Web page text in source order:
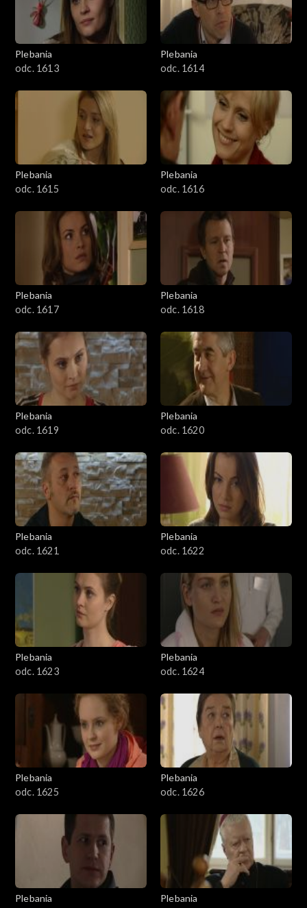
Plebania
odc. 1613
Plebania
odc. 1614
Plebania
odc. 1615
Plebania
odc. 1616
Plebania
odc. 1617
Plebania
odc. 1618
Plebania
odc. 1619
Plebania
odc. 1620
Plebania
odc. 1621
Plebania
odc. 1622
Plebania
odc. 1623
Plebania
odc. 1624
Plebania
odc. 1625
Plebania
odc. 1626
Plebania
Plebania